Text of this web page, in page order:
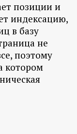
позиции и
индексацию,
в базу
не
поэтому
котором